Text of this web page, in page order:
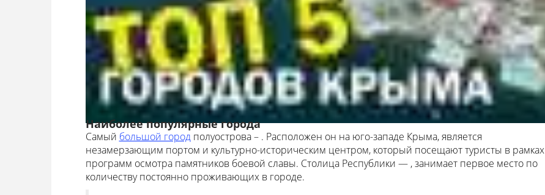
Наиболее популярные города
Самый большой городполуострова – . Расположен он на юго-западе Крыма, является
незамерзающим портом и культурно-историческим центром, который посещают туристы в рамках
программ осмотра памятников боевой славы. Столица Республики — , занимает первое место по
количеству постоянно проживающих в городе.